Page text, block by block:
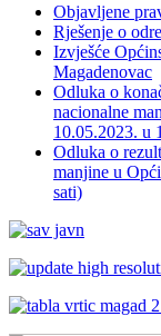
Objavljene
Rješenje o
Izvješće
Magadenovac
Odluka o
nacionalne
10.05.2023. u
Odluka o
manjine u
sati)